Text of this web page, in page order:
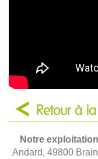
Retour à
Notre
Andard, 49800